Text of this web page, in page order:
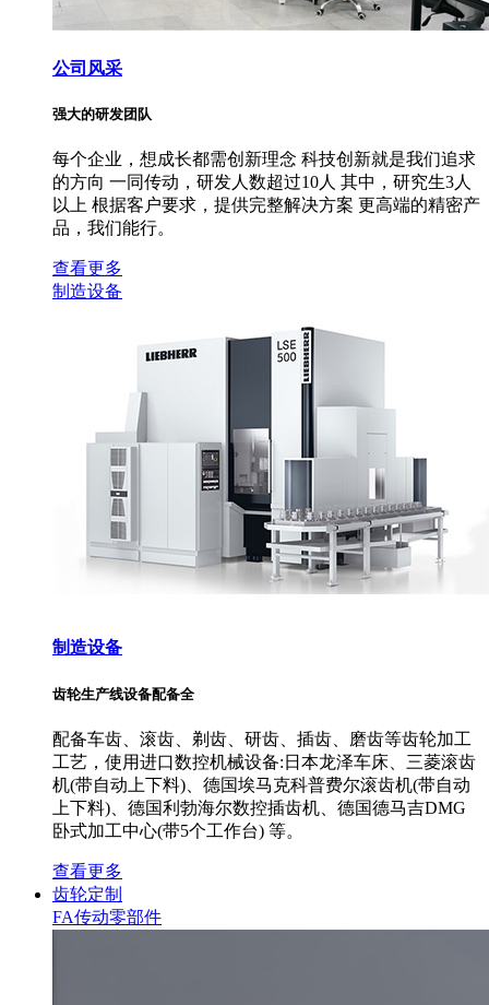
公司风采
强大的研发团队
每个企业，想成长都需创新理念 科技创新就是我们追求
的方向 一同传动，研发人数超过10人 其中，研究生3人
以上 根据客户要求，提供完整解决方案 更高端的精密产
品，我们能行。
查看更多
制造设备
制造设备
齿轮生产线设备配备全
配备车齿、滚齿、剃齿、研齿、插齿、磨齿等齿轮加工
工艺，使用进口数控机械设备:日本龙泽车床、三菱滚齿
机(带自动上下料)、德国埃马克科普费尔滚齿机(带自动
上下料)、德国利勃海尔数控插齿机、德国德马吉DMG
卧式加工中心(带5个工作台) 等。
查看更多
齿轮定制
FA传动零部件